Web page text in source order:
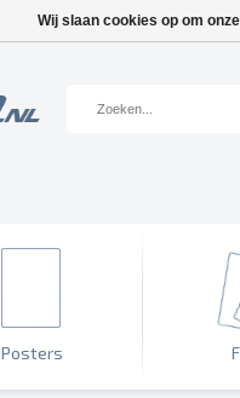
Posters
Wij slaan cookies op om